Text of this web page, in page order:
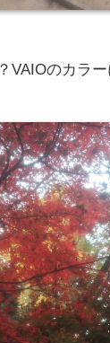
VAIOのカラー